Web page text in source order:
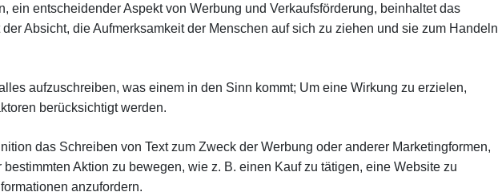
ein entscheidender Aspekt von Werbung und Verkaufsförderung, beinhaltet das
Absicht, die Aufmerksamkeit der Menschen auf sich zu ziehen und sie zum Handeln
aufzuschreiben, was einem in den Sinn kommt; Um eine Wirkung zu erzielen,
berücksichtigt werden.
das Schreiben von Text zum Zweck der Werbung oder anderer Marketingformen,
Aktion zu bewegen, wie z. B. einen Kauf zu tätigen, eine Website zu
anzufordern.